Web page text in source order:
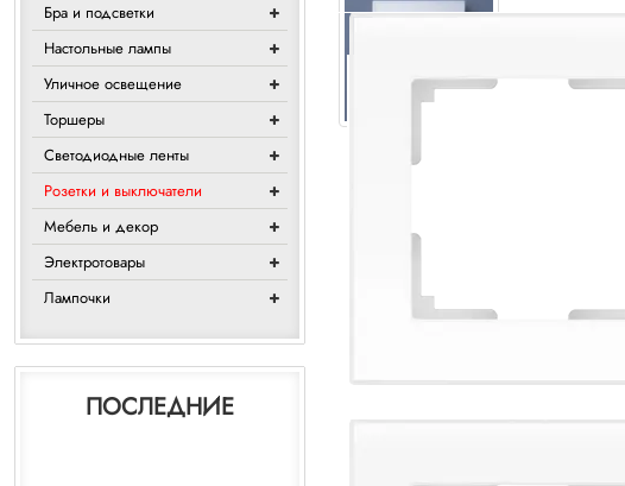
Бра и подсветки
Настольные лампы
Уличное освещение
Торшеры
Светодиодные ленты
Розетки и выключатели
Мебель и декор
Электротовары
Лампочки
ПОСЛЕДНИЕ